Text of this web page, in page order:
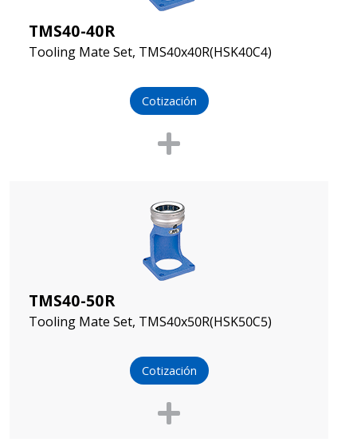
TMS40-40R
Tooling Mate Set, TMS40x40R(HSK40C4)
Cotización
TMS40-50R
Tooling Mate Set, TMS40x50R(HSK50C5)
Cotización